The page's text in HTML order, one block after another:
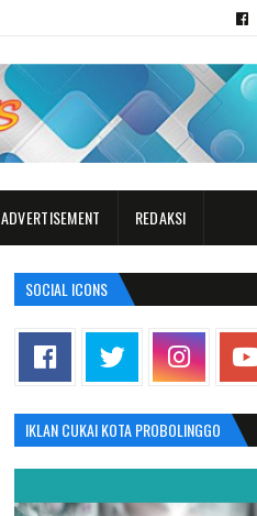
ADVERTISEMENT REDAKSI
SOCIAL ICONS
IKLAN CUKAI KOTA PROBOLINGGO